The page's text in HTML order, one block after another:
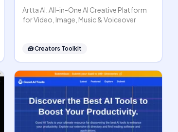
Artta AI: All-in-One AI Creative Platform
for Video, Image, Music & Voiceover
🧰Creators Toolkit